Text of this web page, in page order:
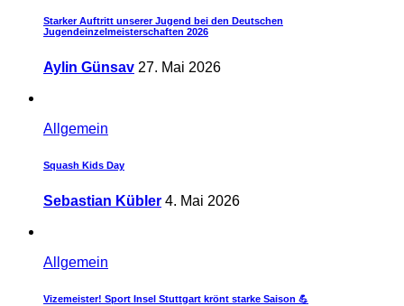
Starker Auftritt unserer Jugend bei den Deutschen
Jugendeinzelmeisterschaften 2026
Aylin Günsav 27. Mai 2026
Allgemein
Squash Kids Day
Sebastian Kübler 4. Mai 2026
Allgemein
Vizemeister! Sport Insel Stuttgart krönt starke Saison 💪